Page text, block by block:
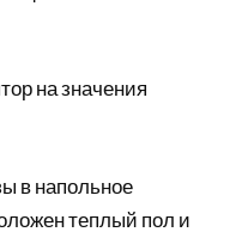
на значения
в напольное
теплый пол и